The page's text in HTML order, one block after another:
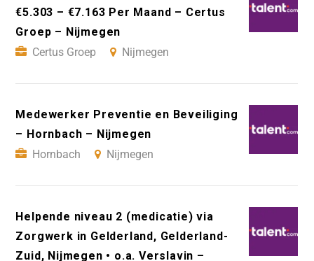
€5.303 – €7.163 Per Maand – Certus
Groep – Nijmegen
Certus Groep
Nijmegen
Medewerker Preventie en Beveiliging
– Hornbach – Nijmegen
Hornbach
Nijmegen
Helpende niveau 2 (medicatie) via
Zorgwerk in Gelderland, Gelderland-
Zuid, Nijmegen • o.a. Verslavin –